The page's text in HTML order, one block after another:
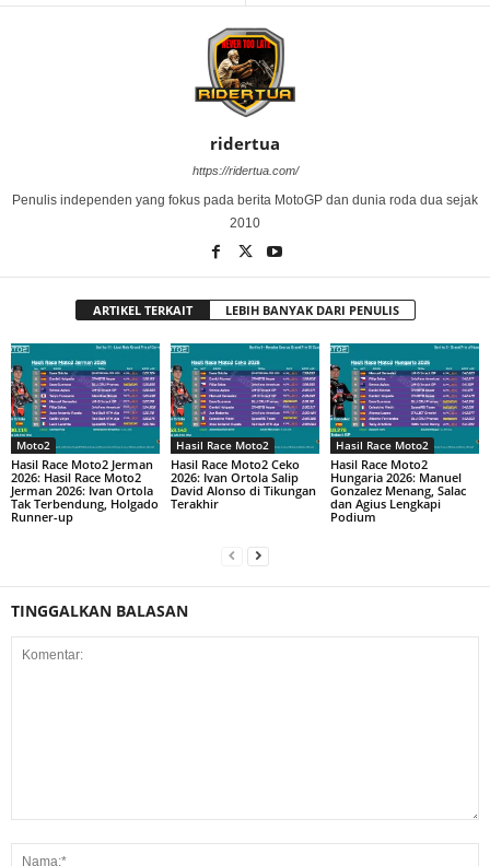
ridertua
https://ridertua.com/
Penulis independen yang fokus pada berita MotoGP dan dunia roda dua sejak
2010
ARTIKEL TERKAIT LEBIH BANYAK DARI PENULIS
Moto2
Hasil Race Moto2 Jerman
2026: Hasil Race Moto2
Jerman 2026: Ivan Ortola
Tak Terbendung, Holgado
Runner-up
Hasil Race Moto2
Hasil Race Moto2 Ceko
2026: Ivan Ortola Salip
David Alonso di Tikungan
Terakhir
Hasil Race Moto2
Hasil Race Moto2
Hungaria 2026: Manuel
Gonzalez Menang, Salac
dan Agius Lengkapi
Podium
TINGGALKAN BALASAN